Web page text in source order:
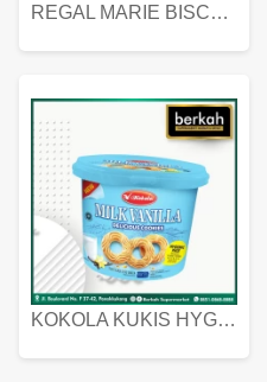
REGAL MARIE BISCUIT KALENG 550 GRAM
KOKOLA KUKIS HYGIENIC MILK VANILLA PACK 320 GR